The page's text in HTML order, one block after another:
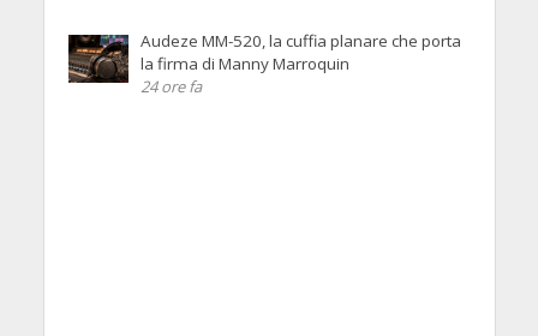
Audeze MM-520, la cuffia planare che porta
la firma di Manny Marroquin
24 ore fa